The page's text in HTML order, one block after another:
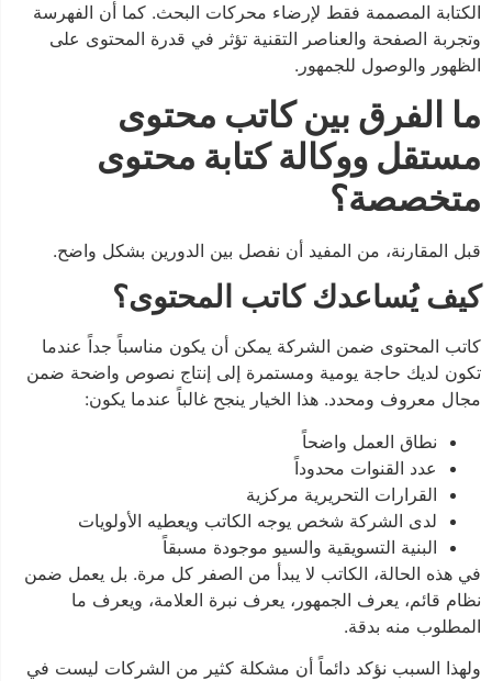
الكتابة المصممة فقط لإرضاء محركات البحث. كما أن الفهرسة
وتجربة الصفحة والعناصر التقنية تؤثر في قدرة المحتوى على
الظهور والوصول للجمهور.
ما الفرق بين كاتب محتوى
مستقل ووكالة كتابة محتوى
متخصصة؟
قبل المقارنة، من المفيد أن نفصل بين الدورين بشكل واضح.
كيف يُساعدك كاتب المحتوى؟
كاتب المحتوى ضمن الشركة يمكن أن يكون مناسباً جداً عندما
تكون لديك حاجة يومية ومستمرة إلى إنتاج نصوص واضحة ضمن
مجال معروف ومحدد. هذا الخيار ينجح غالباً عندما يكون:
نطاق العمل واضحاً
عدد القنوات محدوداً
القرارات التحريرية مركزية
لدى الشركة شخص يوجه الكاتب ويعطيه الأولويات
البنية التسويقية والسيو موجودة مسبقاً
في هذه الحالة، الكاتب لا يبدأ من الصفر كل مرة. بل يعمل ضمن
نظام قائم، يعرف الجمهور، يعرف نبرة العلامة، ويعرف ما
المطلوب منه بدقة.
ولهذا السبب نؤكد دائماً أن مشكلة كثير من الشركات ليست في